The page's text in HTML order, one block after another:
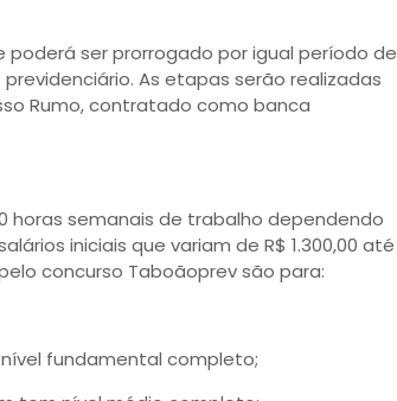
ser prorrogado por igual período de
As etapas serão realizadas
Rumo, contratado como banca
horas semanais de trabalho dependendo
iniciais que variam de R$ 1.300,00 até
concurso Taboãoprev são para:
fundamental completo;